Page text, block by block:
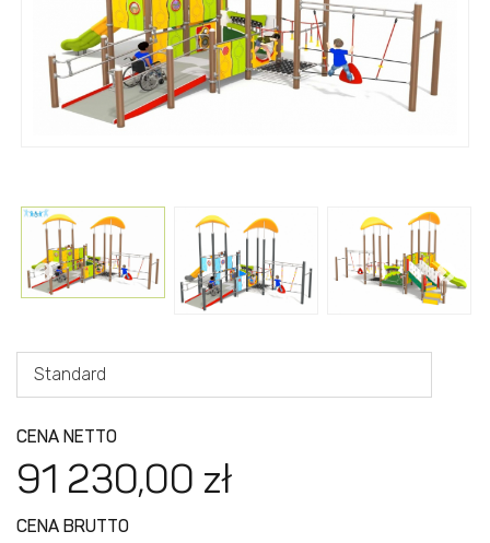
Standard
CENA NETTO
91 230,00 zł
CENA BRUTTO